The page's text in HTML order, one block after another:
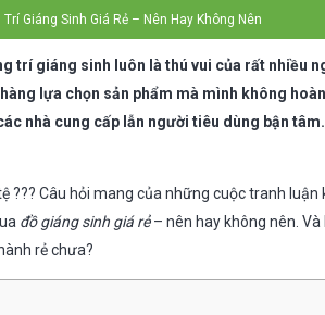
Giáng Sinh Giá Rẻ – Nên Hay Không Nên
trí giáng sinh luôn là thú vui của rất nhiều
lựa chọn sản phẩm mà mình không
nhà cung cấp lẫn người tiêu dùng bận
??? Câu hỏi mang của những cuộc tranh
đồ giáng sinh giá rẻ– nên hay không nên.
rẻ chưa?